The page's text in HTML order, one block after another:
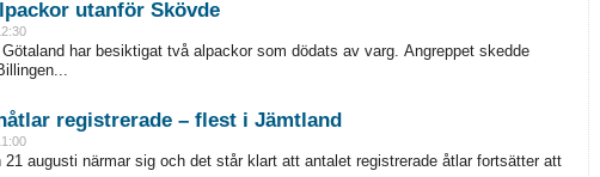
utanför Skövde
har besiktigat två alpackor som dödats av varg. Angreppet skedde
registrerade – flest i Jämtland
21 augusti närmar sig och det står klart att antalet registrerade åtlar fortsätter att